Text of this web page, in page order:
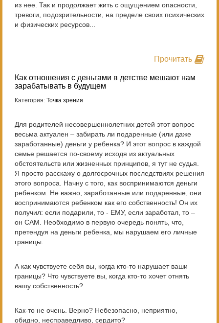
из нее. Так и продолжает жить с ощущением опасности,
тревоги, подозрительности, на пределе своих психических
и физических ресурсов...
Прочитать
Как отношения с деньгами в детстве мешают нам
зарабатывать в будущем
Категория: Точка зрения
Для родителей несовершеннолетних детей этот вопрос
весьма актуален – забирать ли подаренные (или даже
заработанные) деньги у ребенка? И этот вопрос в каждой
семье решается по-своему исходя из актуальных
обстоятельств или жизненных принципов, я тут не судья.
Я просто расскажу о долгосрочных последствиях решения
этого вопроса. Начну с того, как воспринимаются деньги
ребенком. Не важно, заработанные или подаренные, они
воспринимаются ребенком как его собственность! Он их
получил: если подарили, то - ЕМУ, если заработал, то –
он САМ. Необходимо в первую очередь понять, что,
претендуя на деньги ребенка, мы нарушаем его личные
границы.
А как чувствуете себя вы, когда кто-то нарушает ваши
границы? Что чувствуете вы, когда кто-то хочет отнять
вашу собственность?
Как-то не очень. Верно? Небезопасно, неприятно,
обидно, несправедливо, сердито?